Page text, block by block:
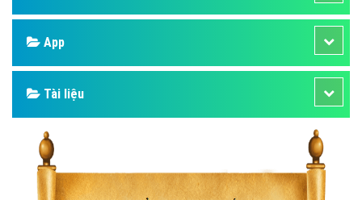
App
Tài liệu